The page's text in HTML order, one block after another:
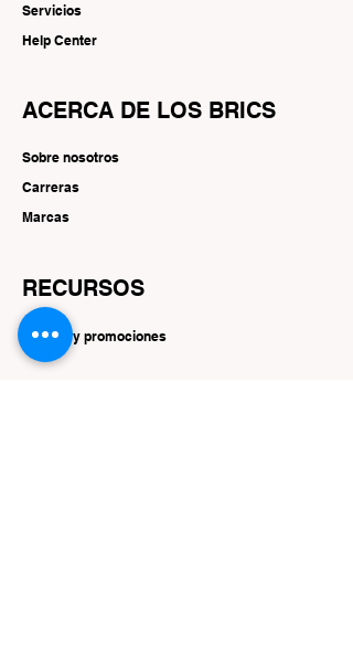
Servicios
Help Center
ACERCA DE LOS BRICS
Sobre nosotros
Carreras
Marcas
RECURSOS
Ofertas y promociones